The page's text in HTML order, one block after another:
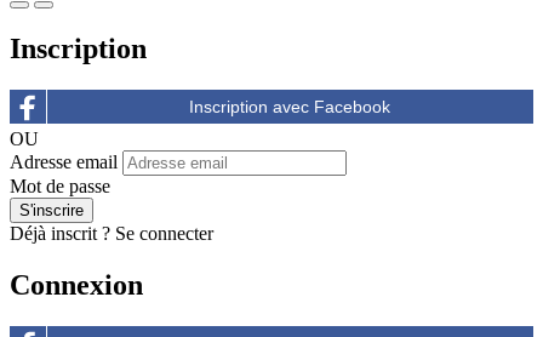
Inscription
OU
Adresse email
Mot de passe
Déjà inscrit ? Se connecter
Connexion